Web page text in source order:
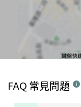
FAQ 常見問題